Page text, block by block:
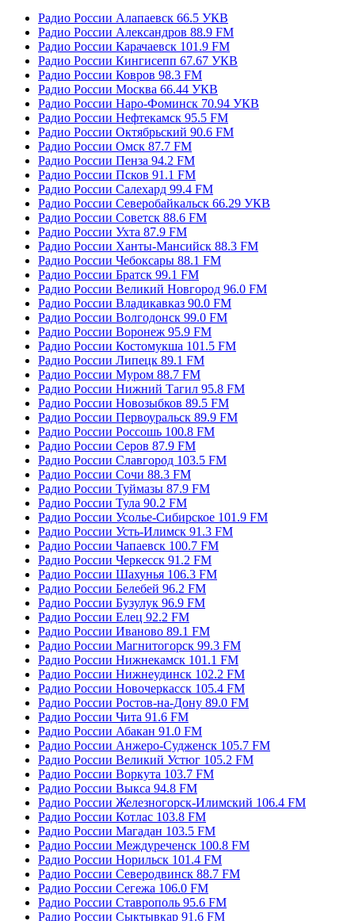
Радио России Алапаевск 66.5 УКВ
Радио России Александров 88.9 FM
Радио России Карачаевск 101.9 FM
Радио России Кингисепп 67.67 УКВ
Радио России Ковров 98.3 FM
Радио России Москва 66.44 УКВ
Радио России Наро-Фоминск 70.94 УКВ
Радио России Нефтекамск 95.5 FM
Радио России Октябрьский 90.6 FM
Радио России Омск 87.7 FM
Радио России Пенза 94.2 FM
Радио России Псков 91.1 FM
Радио России Салехард 99.4 FM
Радио России Северобайкальск 66.29 УКВ
Радио России Советск 88.6 FM
Радио России Ухта 87.9 FM
Радио России Ханты-Мансийск 88.3 FM
Радио России Чебоксары 88.1 FM
Радио России Братск 99.1 FM
Радио России Великий Новгород 96.0 FM
Радио России Владикавказ 90.0 FM
Радио России Волгодонск 99.0 FM
Радио России Воронеж 95.9 FM
Радио России Костомукша 101.5 FM
Радио России Липецк 89.1 FM
Радио России Муром 88.7 FM
Радио России Нижний Тагил 95.8 FM
Радио России Новозыбков 89.5 FM
Радио России Первоуральск 89.9 FM
Радио России Россошь 100.8 FM
Радио России Серов 87.9 FM
Радио России Славгород 103.5 FM
Радио России Сочи 88.3 FM
Радио России Туймазы 87.9 FM
Радио России Тула 90.2 FM
Радио России Усолье-Сибирское 101.9 FM
Радио России Усть-Илимск 91.3 FM
Радио России Чапаевск 100.7 FM
Радио России Черкесск 91.2 FM
Радио России Шахунья 106.3 FM
Радио России Белебей 96.2 FM
Радио России Бузулук 96.9 FM
Радио России Елец 92.2 FM
Радио России Иваново 89.1 FM
Радио России Магнитогорск 99.3 FM
Радио России Нижнекамск 101.1 FM
Радио России Нижнеудинск 102.2 FM
Радио России Новочеркасск 105.4 FM
Радио России Ростов-на-Дону 89.0 FM
Радио России Чита 91.6 FM
Радио России Абакан 91.0 FM
Радио России Анжеро-Судженск 105.7 FM
Радио России Великий Устюг 105.2 FM
Радио России Воркута 103.7 FM
Радио России Выкса 94.8 FM
Радио России Железногорск-Илимский 106.4 FM
Радио России Котлас 103.8 FM
Радио России Магадан 103.5 FM
Радио России Междуреченск 100.8 FM
Радио России Норильск 101.4 FM
Радио России Северодвинск 88.7 FM
Радио России Сегежа 106.0 FM
Радио России Ставрополь 95.6 FM
Радио России Сыктывкар 91.6 FM